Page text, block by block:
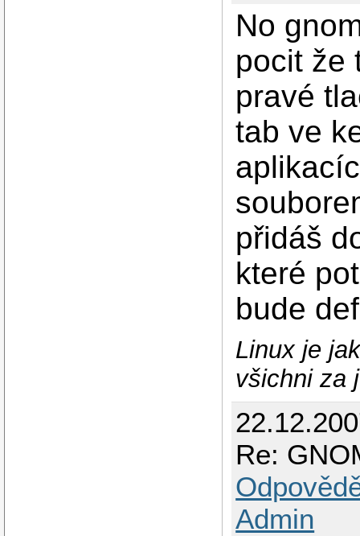
No
pocit že
pravé
tab ve
přidáš
které
bude
Linux je
všichni za
Re:
Admin